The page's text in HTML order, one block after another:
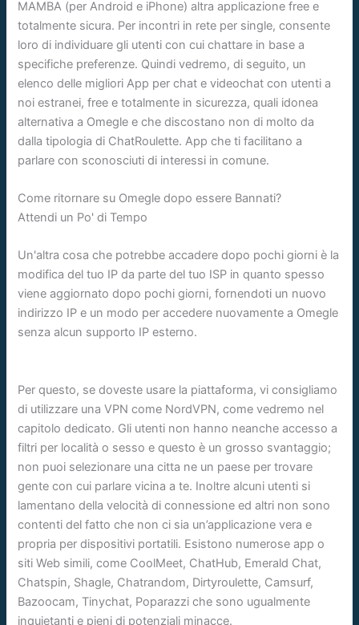
MAMBA (per Android e iPhone) altra applicazione free e
totalmente sicura. Per incontri in rete per single, consente
loro di individuare gli utenti con cui chattare in base a
specifiche preferenze. Quindi vedremo, di seguito, un
elenco delle migliori App per chat e videochat con utenti a
noi estranei, free e totalmente in sicurezza, quali idonea
alternativa a Omegle e che discostano non di molto da
dalla tipologia di ChatRoulette. App che ti facilitano a
parlare con sconosciuti di interessi in comune.
Come ritornare su Omegle dopo essere Bannati?
Attendi un Po' di Tempo
Un'altra cosa che potrebbe accadere dopo pochi giorni è la
modifica del tuo IP da parte del tuo ISP in quanto spesso
viene aggiornato dopo pochi giorni, fornendoti un nuovo
indirizzo IP e un modo per accedere nuovamente a Omegle
senza alcun supporto IP esterno.
Per questo, se doveste usare la piattaforma, vi consigliamo
di utilizzare una VPN come NordVPN, come vedremo nel
capitolo dedicato. Gli utenti non hanno neanche accesso a
filtri per località o sesso e questo è un grosso svantaggio;
non puoi selezionare una citta ne un paese per trovare
gente con cui parlare vicina a te. Inoltre alcuni utenti si
lamentano della velocità di connessione ed altri non sono
contenti del fatto che non ci sia un’applicazione vera e
propria per dispositivi portatili. Esistono numerose app o
siti Web simili, come CoolMeet, ChatHub, Emerald Chat,
Chatspin, Shagle, Chatrandom, Dirtyroulette, Camsurf,
Bazoocam, Tinychat, Poparazzi che sono ugualmente
inquietanti e pieni di potenziali minacce.